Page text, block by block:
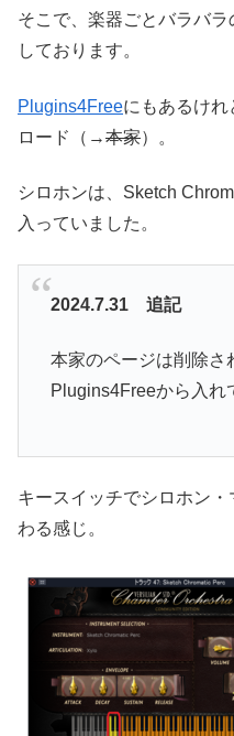
そこで、楽器ごとバラバ
しております。
Plugins4Freeにもあるけ
ロード（→本家）。
シロホンは、Sketch
入っていました。
2024.7.31 追記
本家のページは削除さ
Plugins4Freeから入れ
キースイッチでシロホン
わる感じ。